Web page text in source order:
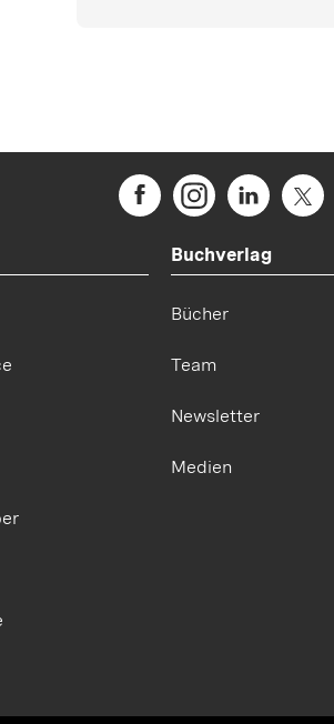
Buchverlag
Bücher
Team
Newsletter
Medien